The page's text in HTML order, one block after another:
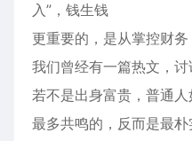
入”，钱生钱
更重要的，是从掌控财务
我们曾经有一篇热文，讨
若不是出身富贵，普通
最多共鸣的，反而是最